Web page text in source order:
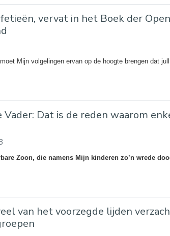
vervat in het Boek der
Mijn volgelingen ervan op de hoogte brengen dat
Vader: Dat is de reden waarom
Zoon, die namens Mijn kinderen zo’n wrede
van het voorzegde lijden